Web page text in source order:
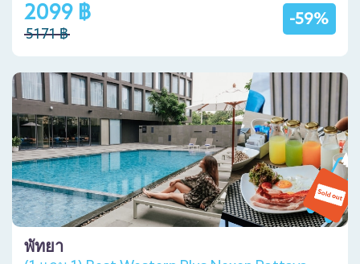
-59%
2099 ฿
5171 ฿
พัทยา